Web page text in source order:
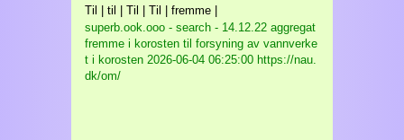
Til | til | Til | Til | fremme |
superb.ook.ooo - search - 14.12.22 aggregat
fremme i korosten til forsyning av vannverke
t i korosten 2026-06-04 06:25:00 https://nau.
dk/om/